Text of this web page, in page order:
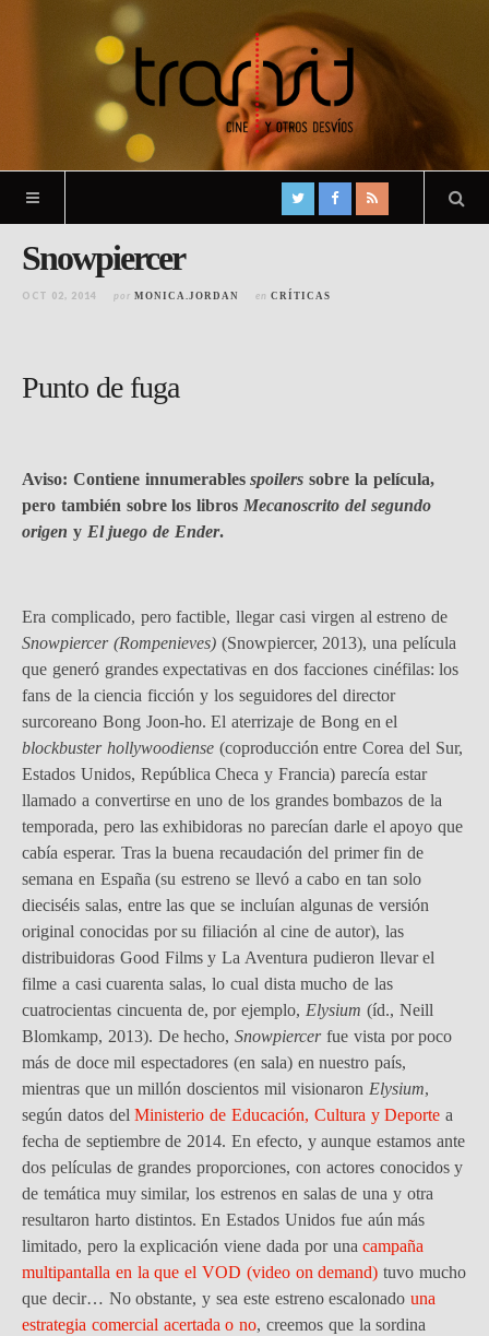
Snowpiercer
OCT 02, 2014 por MONICA.JORDAN en CRÍTICAS
Punto de fuga
Aviso: Contiene innumerablesspoilers sobre la película,
pero también sobre los libros Mecanoscrito del segundo
origen y El juego de Ender.
Era complicado, pero factible, llegar casi virgen al estreno de
Snowpiercer (Rompenieves) (Snowpiercer, 2013), una película
que generó grandes expectativas en dos facciones cinéfilas: los
fans de la ciencia ficción y los seguidores del director
surcoreano Bong Joon-ho. El aterrizaje de Bong en el
blockbuster hollywoodiense (coproducción entre Corea del Sur,
Estados Unidos, República Checa y Francia) parecía estar
llamado a convertirse en uno de los grandes bombazos de la
temporada, pero las exhibidoras no parecían darle el apoyo que
cabía esperar. Tras la buena recaudación del primer fin de
semana en España (su estreno se llevó a cabo en tan solo
dieciséis salas, entre las que se incluían algunas de versión
original conocidas por su filiación al cine de autor), las
distribuidoras Good Films y La Aventura pudieron llevar el
filme a casi cuarenta salas, lo cual dista mucho de las
cuatrocientas cincuenta de, por ejemplo, Elysium (íd., Neill
Blomkamp, 2013). De hecho,Snowpiercerfue vista por poco
más de doce mil espectadores (en sala) en nuestro país,
mientras que un millón doscientos mil visionaron Elysium,
según datos del Ministerio de Educación, Cultura y Deporte a
fecha de septiembre de 2014. En efecto, y aunque estamos ante
dos películas de grandes proporciones, con actores conocidos y
de temática muy similar, los estrenos en salas de una y otra
resultaron harto distintos. En Estados Unidos fue aún más
limitado, pero la explicación viene dada por una campaña
multipantalla en la que el VOD (video on demand) tuvo mucho
que decir… No obstante, y sea este estreno escalonadouna
estrategia comercial acertada o no, creemos que la sordina